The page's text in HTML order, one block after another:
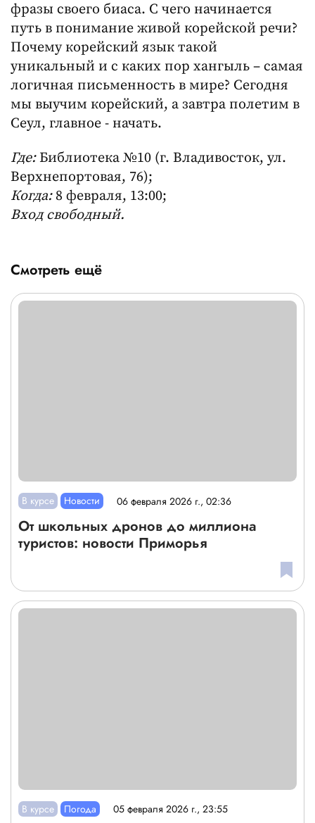
фразы своего биаса. С чего начинается
путь в понимание живой корейской речи?
Почему корейский язык такой
уникальный и с каких пор хангыль – самая
логичная письменность в мире? Сегодня
мы выучим корейский, а завтра полетим в
Сеул, главное - начать.
Где:Библиотека №10 (г. Владивосток, ул.
Верхнепортовая, 76);
Когда:8 февраля, 13:00;
Вход свободный.
Смотреть ещё
В курсе Новости 06 февраля 2026 г., 02:36
От школьных дронов до миллиона
туристов: новости Приморья
В курсе Погода 05 февраля 2026 г., 23:55